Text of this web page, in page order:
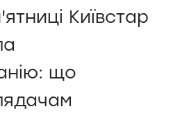
Київстар
що